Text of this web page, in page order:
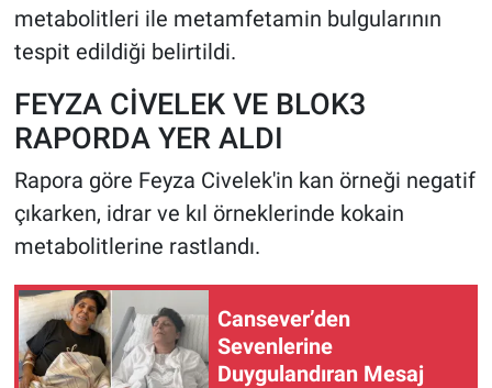
metabolitleri ile metamfetamin bulgularının
tespit edildiği belirtildi.
FEYZA CİVELEK VE BLOK3
RAPORDA YER ALDI
Rapora göre Feyza Civelek'in kan örneği negatif
çıkarken, idrar ve kıl örneklerinde kokain
metabolitlerine rastlandı.
Cansever’den
Sevenlerine
Duygulandıran Mesaj